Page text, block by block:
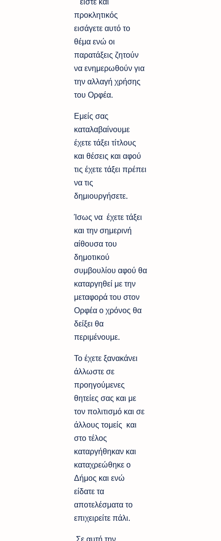
προκλητικός
εισάγετε αυτό το
θέμα ενώ οι
παρατάξεις ζητούν
να ενημερωθούν για
την αλλαγή χρήσης
του Ορφέα.
Εμείς σας
καταλαβαίνουμε
έχετε τάξει τίτλους
και θέσεις και αφού
τις έχετε τάξει πρέπει
να τις
δημιουργήσετε.
Ίσως να έχετε τάξει
και την σημερινή
αίθουσα του
δημοτικού
συμβουλίου αφού θα
καταργηθεί με την
μεταφορά του στον
Ορφέα ο χρόνος θα
δείξει θα
περιμένουμε.
Το έχετε ξανακάνει
άλλωστε σε
προηγούμενες
θητείες σας και με
τον πολιτισμό και σε
άλλους τομείς και
στο τέλος
καταργήθηκαν και
καταχρεώθηκε ο
Δήμος και ενώ
είδατε τα
αποτελέσματα το
επιχειρείτε πάλι.